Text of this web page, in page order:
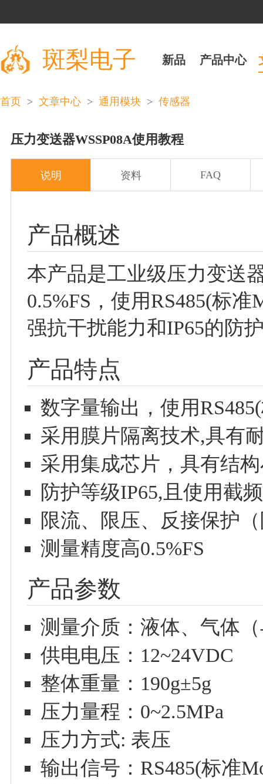
斑梨电子 新品 产品中心
首页 > 文章中心 > 通用模块 > 传感器
压力变送器WSSP08A使用教程
说明 资料 FAQ
产品概述
本产品是工业级压力变送
0.5%FS，使用RS485(标
强抗干扰能力和IP65的防
产品特点
数字量输出，使用
采用膜片隔离技术,具有
采用集成芯片，具有结
防护等级IP65,且使用截
限流、限压、反接保护
测量精度高0.5%FS
产品参数
测量介质：液体、气体
供电电压：12~24VDC
整体重量：190g±5g
压力量程：0~2.5MPa
压力方式: 表压
输出信号：RS485(标准